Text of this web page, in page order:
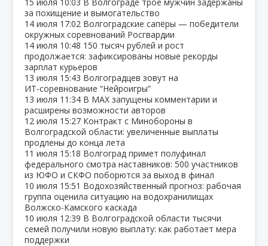
за похищение и вымогательство
14 июля 17:02 Волгоградские сапёры — победители
окружных соревнований Росгвардии
14 июля 10:48 150 тысяч рублей и рост
продолжается: зафиксированы новые рекорды
зарплат курьеров
13 июля 15:43 Волгоградцев зовут на
ИТ‑соревнование “Нейроигры”
13 июля 11:34 В МАХ запущены комментарии и
расширены возможности авторов
12 июля 15:27 Контракт с Минобороны в
Волгоградской области: увеличенные выплаты
продлены до конца лета
11 июля 15:18 Волгоград примет полуфинал
федерального смотра наставников: 500 участников
из ЮФО и СКФО поборются за выход в финал
10 июля 15:51 Водохозяйственный прогноз: рабочая
группа оценила ситуацию на водохранилищах
Волжско‑Камского каскада
10 июля 12:39 В Волгоградской области тысячи
семей получили новую выплату: как работает мера
поддержки